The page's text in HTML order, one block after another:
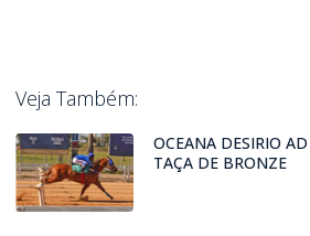
Veja Também:
OCEANA DESIRIO
TAÇA DE BRONZE